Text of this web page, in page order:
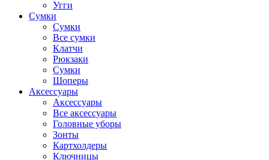
Угги
Сумки
Сумки
Все сумки
Клатчи
Рюкзаки
Сумки
Шоперы
Аксессуары
Аксессуары
Все аксессуары
Головные уборы
Зонты
Картхолдеры
Ключницы